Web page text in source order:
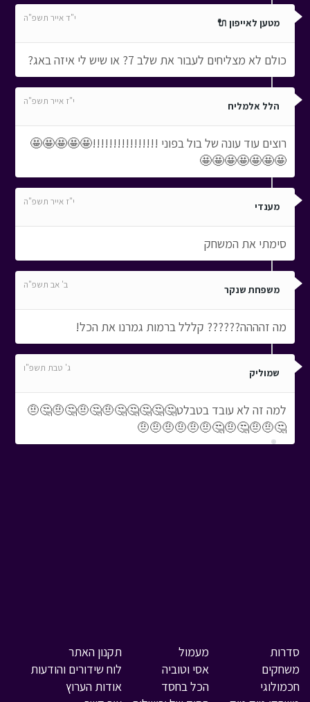
מטען לאייפון 🔌 י"ד אייר תשפ"ה
כולם לא מצליחים לעבור את שלב 7? או שיש לי איזה באג?
הלל אלמליח י"ז אייר תשפ"ה
רוצים עוד עונה של בול בפוני !!!!!!!!!!!!!!!!🤩🤩🤩🤩🤩
🤩🤩🤩🤩🤩🤩🤩
מענדי י"ז אייר תשפ"ה
סימתי את המשחק
משפחת שנקר ב' אב תשפ"ה
מה זהההה?????? קללל ברמות גמרנו את הכל!
שמוליק ג' טבת תשפ"ו
למה זה לא עובד בטבלט🤔🤔🤔🤔🤔🤨🤔🤨🤔🤨🤔🤨
🤔🤨🤨🤔🤨🤔🤨🤨🤨🤨🤨🤨
סדרות
משחקים
חכמולוגי
מעמול
אסי וטוביה
הכל בחסד
תקנון האתר
לוח שידורים והודעות
אודות הערוץ